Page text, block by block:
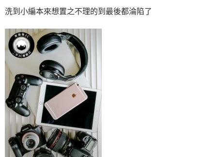
洗到小編本來想置之不理的到最後都淪陷了